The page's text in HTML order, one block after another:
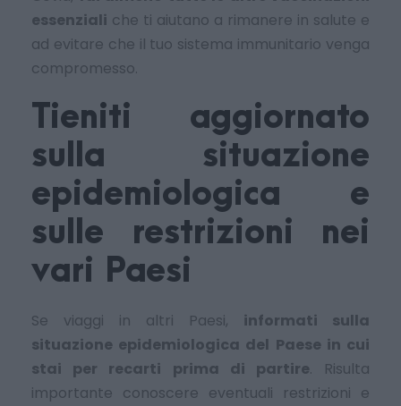
essenziali che ti aiutano a rimanere in salute e
ad evitare che il tuo sistema immunitario venga
compromesso.
Tieniti aggiornato
sulla situazione
epidemiologica e
sulle restrizioni nei
vari Paesi
Se viaggi in altri Paesi, informati sulla
situazione epidemiologica del Paese in cui
stai per recarti prima di partire. Risulta
importante conoscere eventuali restrizioni e